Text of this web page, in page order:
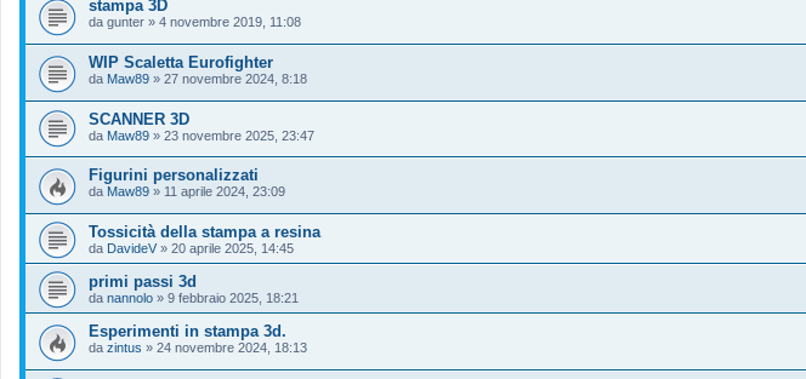
stampa 3D
da gunter » 4 novembre 2019, 11:08
WIP Scaletta Eurofighter
da Maw89 » 27 novembre 2024, 8:18
SCANNER 3D
da Maw89 » 23 novembre 2025, 23:47
Figurini personalizzati
da Maw89 » 11 aprile 2024, 23:09
Tossicità della stampa a resina
da DavideV » 20 aprile 2025, 14:45
primi passi 3d
da nannolo » 9 febbraio 2025, 18:21
Esperimenti in stampa 3d.
da zintus » 24 novembre 2024, 18:13